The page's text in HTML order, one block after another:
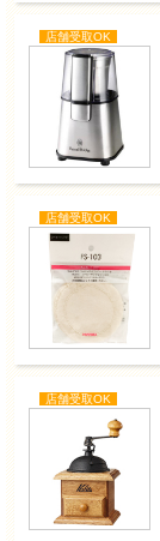
店舗受取OK
店舗受取OK
店舗受取OK